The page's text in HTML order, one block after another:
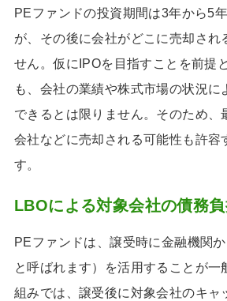
PEファンドの投資期間は3年から5
が、その後に会社がどこに売却され
せん。仮にIPOを目指すことを前提
も、会社の業績や株式市場の状況に
できるとは限りません。そのため、
会社などに売却される可能性も許容
す。
LBOによる対象会社の債務負
PEファンドは、譲受時に金融機関
と呼ばれます）を活用することが一
組みでは、譲受後に対象会社のキャ